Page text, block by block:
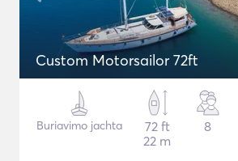
Custom Motorsailor 72ft
Buriavimo jachta
72 ft
22 m
8